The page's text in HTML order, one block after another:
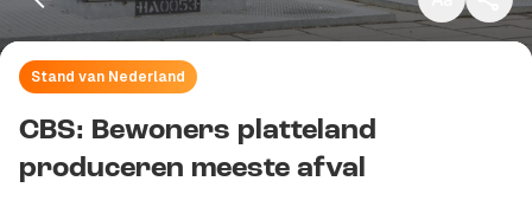
Stand van Nederland
CBS: Bewoners platteland
produceren meeste afval